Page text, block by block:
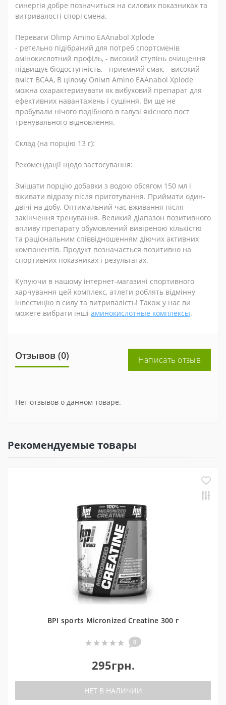
синергія добре позначиться на силових показниках та
витривалості спортсмена.
Переваги Olimp Amino EAAnabol Xplode
- ретельно підібраний для потреб спортсменів
амінокислотний профіль, - високий ступінь очищення
підвищує біодоступність, - приємний смак, - високий
вміст BCAA, В цілому Олімп Amino EAAnabol Xplode
можна охарактеризувати як вибуховий препарат для
ефективних навантажень і сушіння. Ви ще не
пробували нічого подібного в галузі якісного пост
тренувального відновлення.
Склад (на порцію 13 г):
Рекомендації щодо застосування:
Змішати порцію добавки з водою обсягом 150 мл і
вживати відразу після приготування. Приймати один-
двічі на добу. Оптимальний час вживання після
закінчення тренування. Великий діапазон позитивного
впливу препарату обумовлений вивіреною кількістю
та раціональним співвідношенням діючих активних
компонентів. Продукт позначається позитивно на
спортивних показниках і результатах.
Купуючи в нашому інтернет-магазині спортивного
харчування цей комплекс, атлети роблять відмінну
інвестицію в силу та витривалість! Також у нас ви
можете вибрати інші аминокислотные комплексы.
Отзывов (0) Написать отзыв
Нет отзывов о данном товаре.
Рекомендуемые товары
BPI sports Micronized Creatine 300 г
0
295грн.
НЕТ В НАЛИЧИИ